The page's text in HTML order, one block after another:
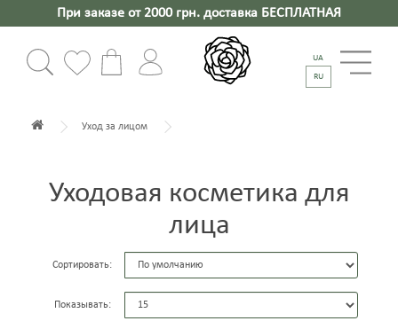
При заказе от 2000 грн. доставка БЕСПЛАТНАЯ
UA
RU
Уход за лицом
Уходовая косметика для
лица
Сортировать:
Показывать: